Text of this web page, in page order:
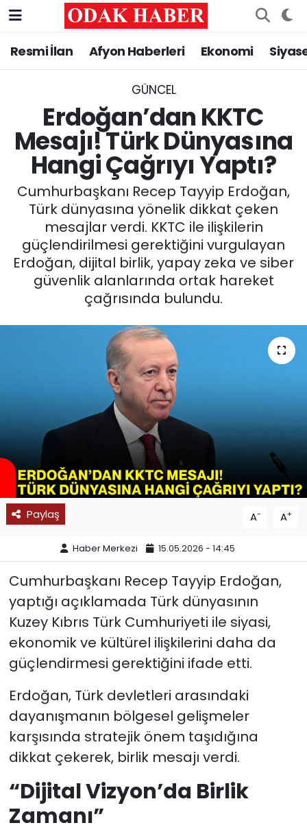
Resmi İlan Afyon Haberleri Ekonomi
GÜNCEL
Erdoğan’dan KKTC
Mesajı! Türk Dünyasına
Hangi Çağrıyı Yaptı?
Cumhurbaşkanı Recep Tayyip Erdoğan,
Türk dünyasına yönelik dikkat çeken
mesajlar verdi. KKTC ile ilişkilerin
güçlendirilmesi gerektiğini vurgulayan
Erdoğan, dijital birlik, yapay zeka ve siber
güvenlik alanlarında ortak hareket
çağrısında bulundu.
Paylaş A- A+
Haber Merkezi 15.05.2026 - 14:45
Cumhurbaşkanı Recep Tayyip Erdoğan,
yaptığı açıklamada Türk dünyasının
Kuzey Kıbrıs Türk Cumhuriyeti ile siyasi,
ekonomik ve kültürel ilişkilerini daha da
güçlendirmesi gerektiğini ifade etti.
Erdoğan, Türk devletleri arasındaki
dayanışmanın bölgesel gelişmeler
karşısında stratejik önem taşıdığına
dikkat çekerek, birlik mesajı verdi.
“Dijital Vizyon’da Birlik
Zamanı”
AFYONKARAHİSAR HABERLERİ
ASAYİŞ
GÜNCEL
SİYASET
EĞİTİM
MAGAZİN
11:11 MANŞET
Nöbetçi Eczaneler
Trafik Durumu
Süper Lig Puan Durumu ve Fikstür
Tüm Manşetler
Son Dakika Haberleri
Haber Arşivi